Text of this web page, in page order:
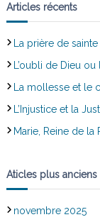
Articles récents
La prière de
L’oubli de Dieu
La mollesse et le
L’Injustice et la
Marie, Reine de la
Aticles plus anciens
novembre 2025